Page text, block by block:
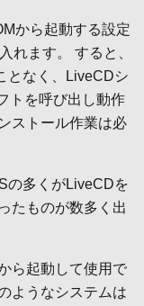
から起動する設定
れます。 すると、
となく、LiveCDシ
トを呼び出し動作
ストール作業は必
の多くがLiveCDを
たものが数多く出
ら起動して使用で
ようなシステムは